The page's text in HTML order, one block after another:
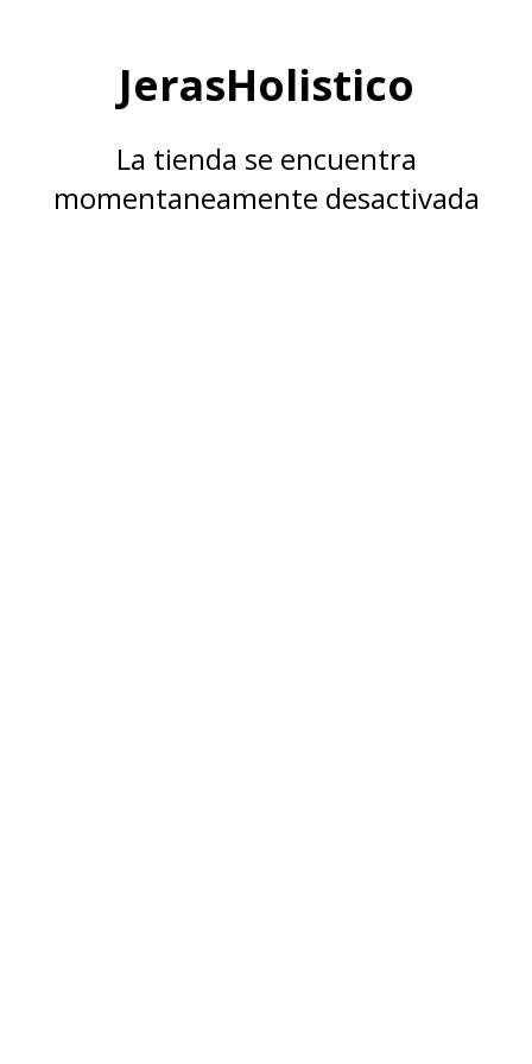
JerasHolistico
La tienda se encuentra
momentaneamente desactivada